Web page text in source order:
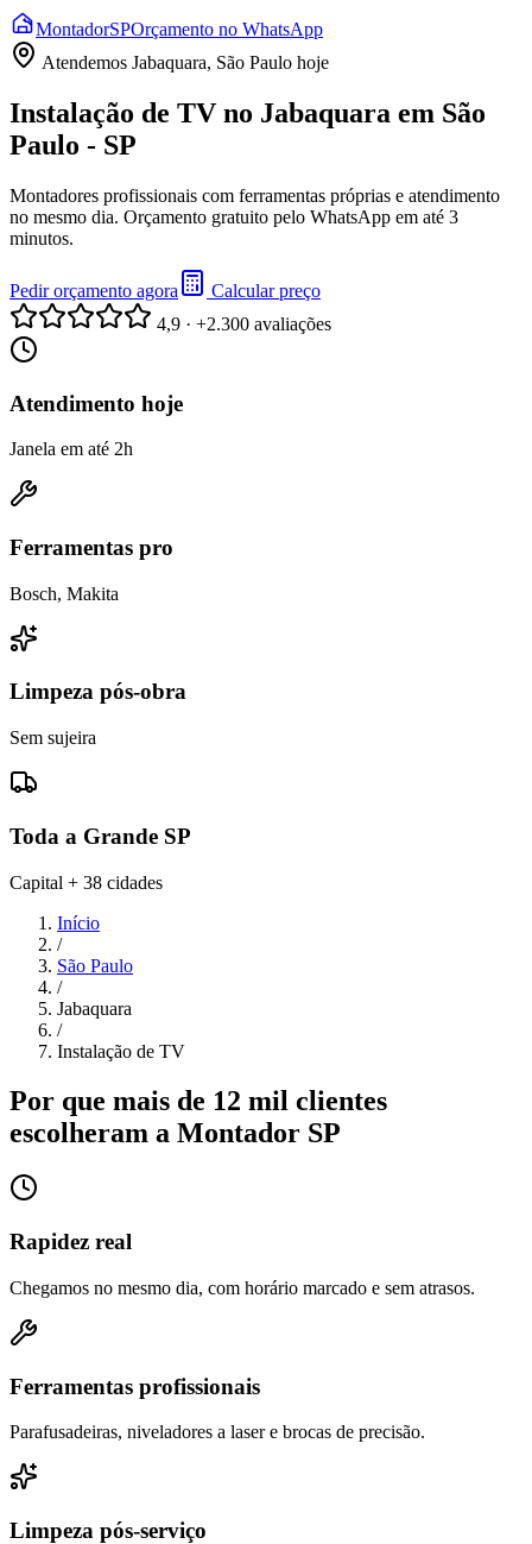
MontadorSPOrçamento no WhatsApp
Atendemos Jabaquara, São Paulo hoje
Instalação de TV no Jabaquara em São
Paulo - SP
Montadores profissionais com ferramentas próprias e atendimento
no mesmo dia. Orçamento gratuito pelo WhatsApp em até 3
minutos.
Pedir orçamento agora
Calcular preço
4,9 · +2.300 avaliações
Atendimento hoje
Janela em até 2h
Ferramentas pro
Bosch, Makita
Limpeza pós-obra
Sem sujeira
Toda a Grande SP
Capital + 38 cidades
Início
/
São Paulo
/
Jabaquara
/
Instalação de TV
Por que mais de 12 mil clientes
escolheram a Montador SP
Rapidez real
Chegamos no mesmo dia, com horário marcado e sem atrasos.
Ferramentas profissionais
Parafusadeiras, niveladores a laser e brocas de precisão.
Limpeza pós-serviço